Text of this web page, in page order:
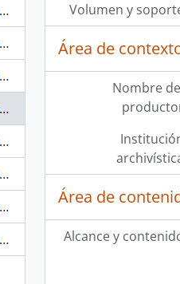
Volumen y
Área de
Nombre
Área de
Alcance y